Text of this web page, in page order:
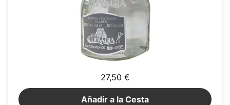
27,50 €
Añadir a la Cesta